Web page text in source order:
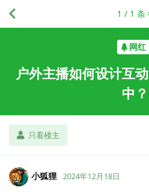
网红
户外主播如何设计互
中？
只看楼主
1 / 1 条
小狐狸 2024年12月18日